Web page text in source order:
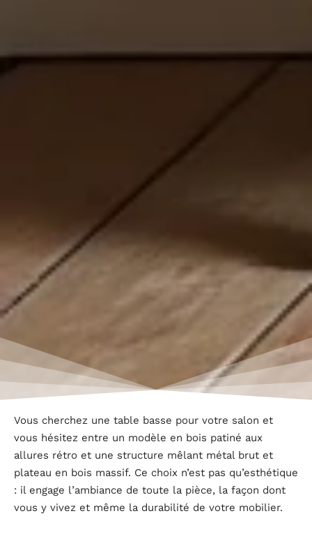
Vous cherchez une table basse pour votre salon et
vous hésitez entre un modèle en bois patiné aux
allures rétro et une structure mêlant métal brut et
plateau en bois massif. Ce choix n’est pas qu’esthétique
: il engage l’ambiance de toute la pièce, la façon dont
vous y vivez et même la durabilité de votre mobilier.